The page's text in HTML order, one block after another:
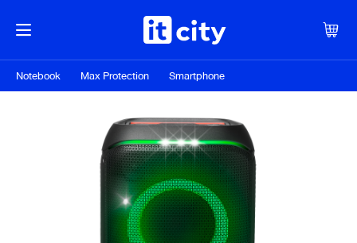
Notebook Max Protection Smartphone